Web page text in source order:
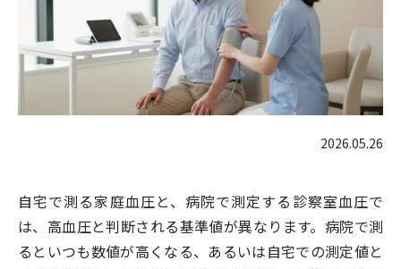
2026.05.26
自宅で測る家庭血圧と、病院で測定する診察室血圧で
は、高血圧と判断される基準値が異なります。病院で測
るといつも数値が高くなる、あるいは自宅での測定値と